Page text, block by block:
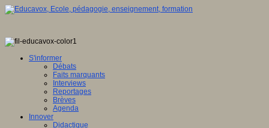
S'informer
Débats
Faits marquants
Interviews
Reportages
Brèves
Agenda
Innover
Didactique